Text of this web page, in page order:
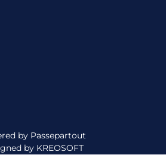
by Passepartout
by KREOSOFT